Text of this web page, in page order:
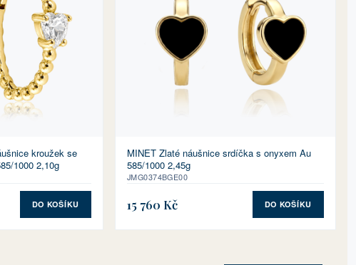
kroužek se
1000 2,10g
DO KOŠÍKU
MINET Zlaté náušnice srdíčka s onyxem Au
585/1000 2,45g
JMG0374BGE00
15 760 Kč DO KOŠÍKU